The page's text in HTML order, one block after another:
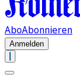
AboAbonnieren
Anmelden